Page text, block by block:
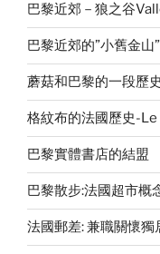
巴黎近郊－狼之谷
巴黎近郊的”小舊金
蘑菇和巴黎的一段歷史
格紋布的法國歷史-
巴黎實體書店的結盟
巴黎散步:法國超市概
法國郵差: 兼職關懷獨